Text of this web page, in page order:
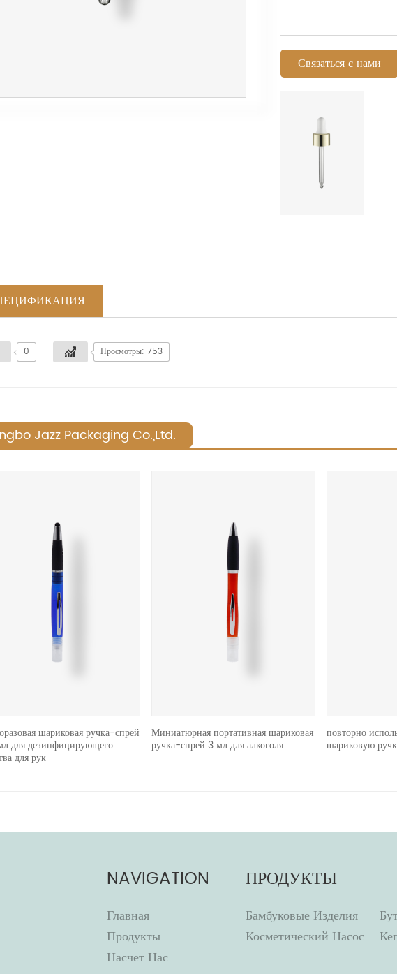
Связаться с нами
0 Просмотры: 753
Jazz Packaging Co.,Ltd.
шариковая ручка-спрей
для дезинфицирующего
для рук
Миниатюрная портативная шариковая
ручка-спрей 3 мл для алкоголя
повторно
шариковую
NAVIGATION
Главная
Продукты
Насчет Нас
ПРОДУКТЫ
Бамбуковые Изделия
Косметический Насос